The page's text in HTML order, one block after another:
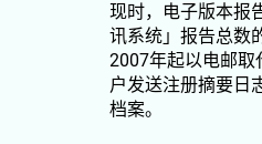
现时，电子版本报
讯系统」报告总数
2007年起以电邮取
户发送注册摘要日
档案。